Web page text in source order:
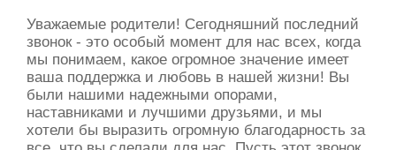
Уважаемые родители! Сегодняшний последний
звонок - это особый момент для нас всех, когда
мы понимаем, какое огромное значение имеет
ваша поддержка и любовь в нашей жизни! Вы
были нашими надежными опорами,
наставниками и лучшими друзьями, и мы
хотели бы выразить огромную благодарность за